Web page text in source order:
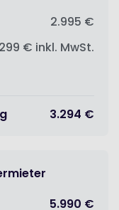
2.995 €
299 € inkl. MwSt.
3.294 €
5.990 €